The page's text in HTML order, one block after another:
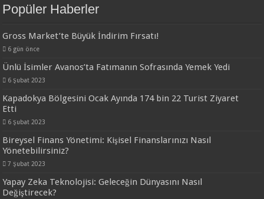
Popüler Haberler
Gross Market’te Büyük İndirim Fırsatı!
6 gün önce
Ünlü İsimler Avanos’ta Fatımanın Sofrasında Yemek Yedi
6 Şubat 2023
Kapadokya Bölgesini Ocak Ayında 174 bin 22 Turist Ziyaret
Etti
6 Şubat 2023
Bireysel Finans Yönetimi: Kişisel Finanslarınızı Nasıl
Yönetebilirsiniz?
7 Şubat 2023
Yapay Zeka Teknolojisi: Geleceğin Dünyasını Nasıl
Değiştirecek?